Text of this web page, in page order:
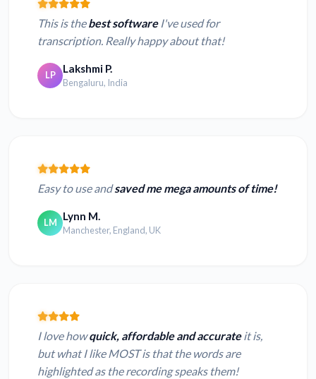
This is thebest softwareI've used for
transcription. Really happy about that!
LP Lakshmi P.
Bengaluru, India
Easy to use andsaved me mega amounts of time!
LM Lynn M.
Manchester, England, UK
I love howquick, affordable and accurateit is,
but what I like MOST is that the words are
highlighted as the recording speaks them!